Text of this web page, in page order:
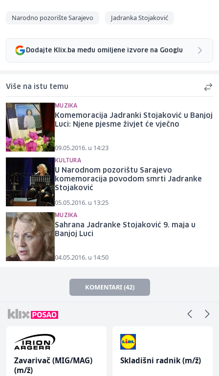
Narodno pozorište Sarajevo Jadranka Stojaković
Dodajte Klix.ba među omiljene izvore na Googlu
Više na istu temu
MUZIKA
Komemoracija Jadranki Stojaković u Banjoj
Luci: Njene pjesme živjet će vječno
09.05.2016. u 14:23
KULTURA
U Narodnom pozorištu Sarajevo
komemoracija povodom smrti Jadranke
Stojaković
05.05.2016. u 13:25
MUZIKA
Sahrana Jadranke Stojaković 9. maja u
Banjoj Luci
04.05.2016. u 14:50
KOMENTARI (42)
Zavarivač (MIG/MAG)
(m/ž)
Skladišni radnik (m/ž)